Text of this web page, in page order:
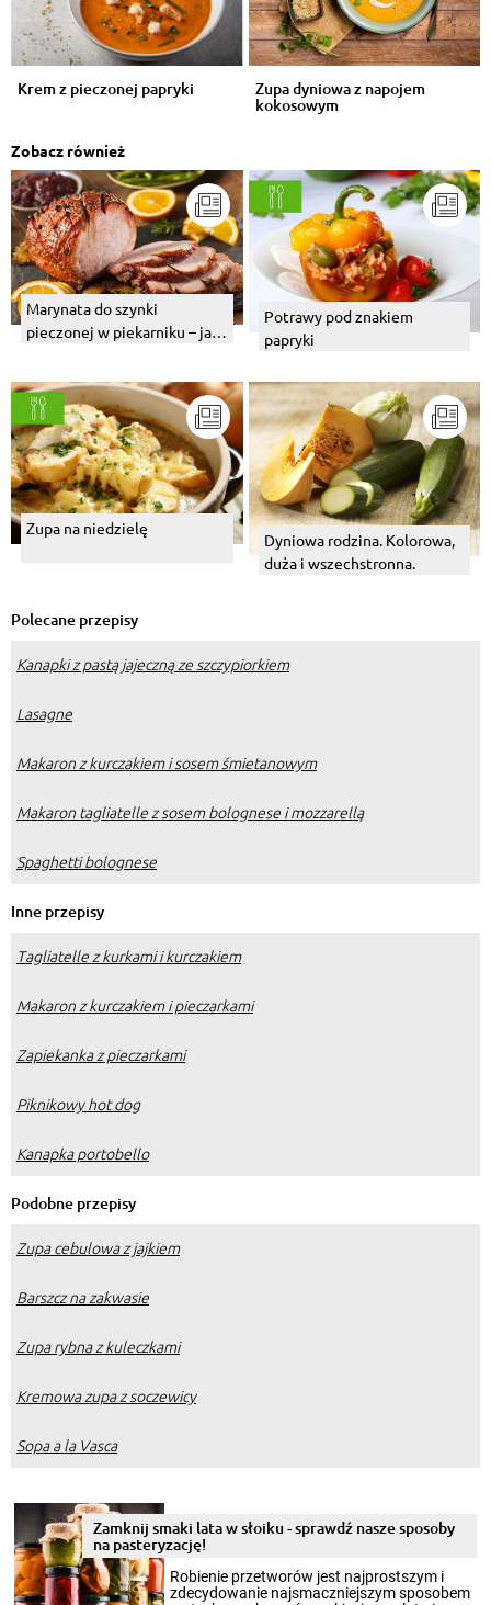
Krem z pieczonej papryki Zupa dyniowa z napojem
kokosowym
Zobacz również
Marynata do szynki
pieczonej w piekarniku – jak
Potrawy pod znakiem
papryki
Zupa na niedzielę
Dyniowa rodzina. Kolorowa,
duża i wszechstronna.
Polecane przepisy
Kanapki z pastą jajeczną ze szczypiorkiem
Lasagne
Makaron z kurczakiem i sosem śmietanowym
Makaron tagliatelle z sosem bolognese i mozzarellą
Spaghetti bolognese
Inne przepisy
Tagliatelle z kurkami i kurczakiem
Makaron z kurczakiem i pieczarkami
Zapiekanka z pieczarkami
Piknikowy hot dog
Kanapka portobello
Podobne przepisy
Zupa cebulowa z jajkiem
Barszcz na zakwasie
Zupa rybna z kuleczkami
Kremowa zupa z soczewicy
Sopa a la Vasca
Zamknij smaki lata w słoiku - sprawdź nasze sposoby
na pasteryzację!
Robienie przetworów jest najprostszym i
zdecydowanie najsmaczniejszym sposobem